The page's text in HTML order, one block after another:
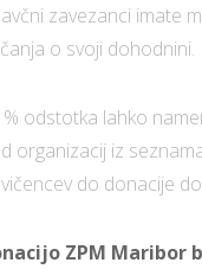
zavezanci imate
o svoji dohodnini.
odstotka lahko
organizacij iz
do donacije
ZPM Maribor